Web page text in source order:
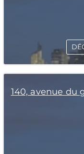
140, avenue du